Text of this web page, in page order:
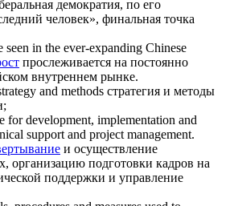
демократия, по его
человек», финальная точка
seen in the ever-expanding Chinese
прослеживается на постоянно
внутреннем рынке.
and methods стратегия и методы
fordevelopment, implementation and
support and project management.
и осуществление
организацию подготовки кадров на
поддержки и управление